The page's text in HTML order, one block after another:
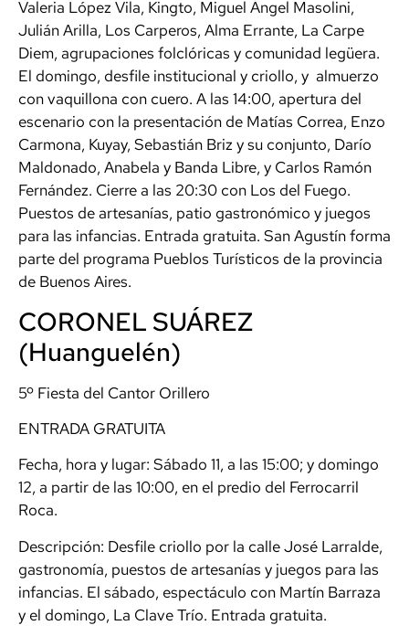
Valeria López Vila, Kingto, Miguel Ángel Masolini,
Julián Arilla, Los Carperos, Alma Errante, La Carpe
Diem, agrupaciones folclóricas y comunidad legüera.
El domingo, desfile institucional y criollo, y almuerzo
con vaquillona con cuero. A las 14:00, apertura del
escenario con la presentación de Matías Correa, Enzo
Carmona, Kuyay, Sebastián Briz y su conjunto, Darío
Maldonado, Anabela y Banda Libre, y Carlos Ramón
Fernández. Cierre a las 20:30 con Los del Fuego.
Puestos de artesanías, patio gastronómico y juegos
para las infancias. Entrada gratuita. San Agustín forma
parte del programa Pueblos Turísticos de la provincia
de Buenos Aires.
CORONEL SUÁREZ
(Huanguelén)
5º Fiesta del Cantor Orillero
ENTRADA GRATUITA
Fecha, hora y lugar: Sábado 11, a las 15:00; y domingo
12, a partir de las 10:00, en el predio del Ferrocarril
Roca.
Descripción: Desfile criollo por la calle José Larralde,
gastronomía, puestos de artesanías y juegos para las
infancias. El sábado, espectáculo con Martín Barraza
y el domingo, La Clave Trío. Entrada gratuita.